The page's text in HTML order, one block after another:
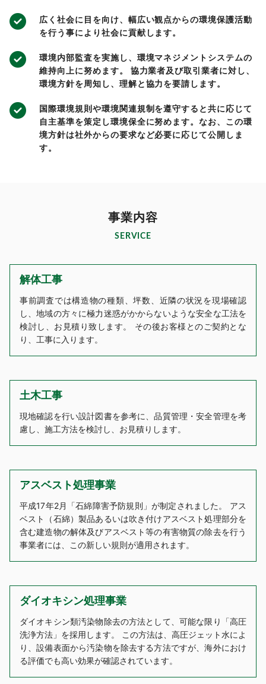
広く社会に目を向け、幅広い観点からの環境保護活動
を行う事により社会に貢献します。
環境内部監査を実施し、環境マネジメントシステムの
維持向上に努めます。 協力業者及び取引業者に対し、
環境方針を周知し、理解と協力を要請します。
国際環境規則や環境関連規制を遵守すると共に応じて
自主基準を策定し環境保全に努めます。なお、この環
境方針は社外からの要求など必要に応じて公開しま
す。
事業内容
SERVICE
解体工事
事前調査では構造物の種類、坪数、近隣の状況を現場確認
し、地域の方々に極力迷惑がかからないような安全な工法を
検討し、お見積り致します。 その後お客様とのご契約とな
り、工事に入ります。
土木工事
現地確認を行い設計図書を参考に、品質管理・安全管理を考
慮し、施工方法を検討し、お見積りします。
アスベスト処理事業
平成17年2月「石綿障害予防規則」が制定されました。 アス
ベスト（石綿）製品あるいは吹き付けアスベスト処理部分を
含む建造物の解体及びアスベスト等の有害物質の除去を行う
事業者には、この新しい規則が適用されます。
ダイオキシン処理事業
ダイオキシン類汚染物除去の方法として、可能な限り「高圧
洗浄方法」を採用します。 この方法は、高圧ジェット水によ
り、設備表面から汚染物を除去する方法ですが、海外におけ
る評価でも高い効果が確認されています。